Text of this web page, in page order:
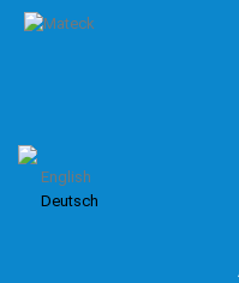
English
Deutsch